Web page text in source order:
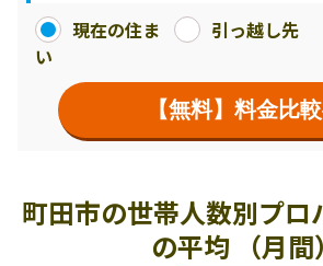
現在の住ま
い
引っ越し先
【無料】料金比
町田市の世帯人数別プロ
の平均 （月間）